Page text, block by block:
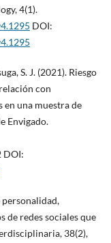
4(1).
DOI:
S. J. (2021). Riesgo
con
en una muestra de
Envigado.
DOI:
personalidad,
de redes sociales que
38(2),